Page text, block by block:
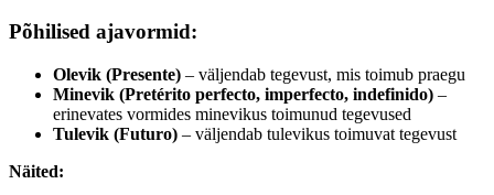
Põhilised ajavormid:
Olevik (Presente) – väljendab tegevust, mis toimub praegu
Minevik (Pretérito perfecto, imperfecto, indefinido) –
erinevates vormides minevikus toimunud tegevused
Tulevik (Futuro) – väljendab tulevikus toimuvat tegevust
Näited: